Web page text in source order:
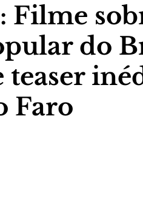
Filme
do
teaser
Faro